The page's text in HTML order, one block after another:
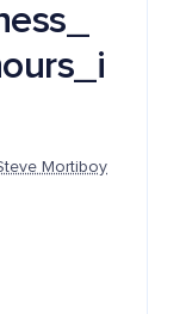
Mortiboy